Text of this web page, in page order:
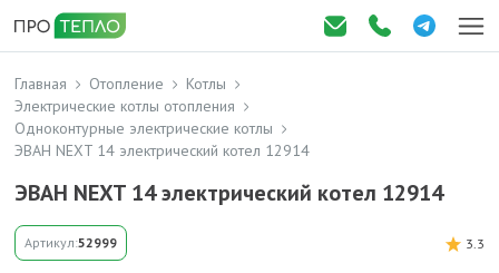
Главная Отопление
Котлы
Электрические котлы отопления
Одноконтурные электрические котлы
ЭВАН NEXT 14 электрический котел 12914
ЭВАН NEXT 14 электрический котел 12914
Артикул:52999 3.3